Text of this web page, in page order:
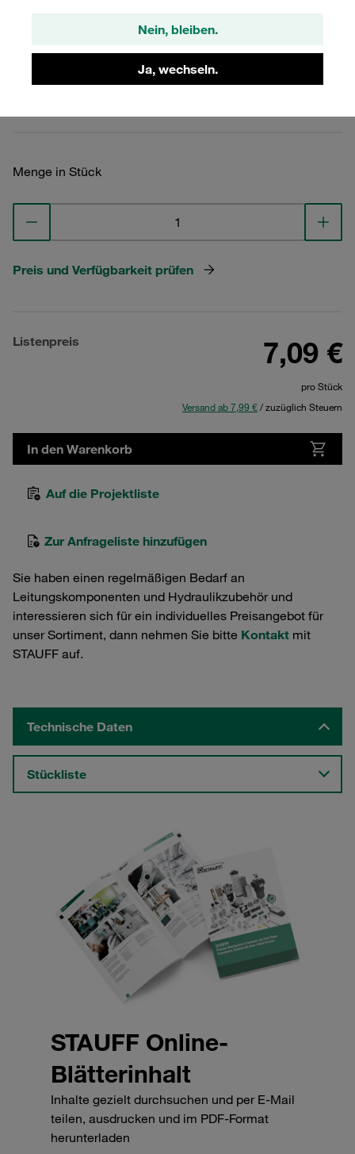
Nein, bleiben.
Ja, wechseln.
Menge in Stück
Preis und Verfügbarkeit prüfen
Listenpreis 7,09 €
pro Stück
Versand ab 7,99 €/ zuzüglich Steuern
In den Warenkorb
Auf die Projektliste
Zur Anfrageliste hinzufügen
Sie haben einen regelmäßigen Bedarf an
Leitungskomponenten und Hydraulikzubehör und
interessieren sich für ein individuelles Preisangebot für
unser Sortiment, dann nehmen Sie bitte Kontakt mit
STAUFF auf.
Technische Daten
Stückliste
STAUFF Online-
Blätterinhalt
Inhalte gezielt durchsuchen und per E-Mail
teilen, ausdrucken und im PDF-Format
herunterladen